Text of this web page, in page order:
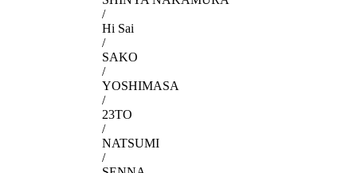
/
Hi Sai
/
SAKO
/
YOSHIMASA
/
23TO
/
NATSUMI
/